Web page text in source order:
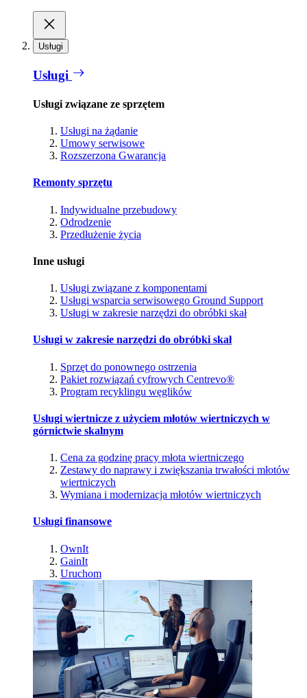
Usługi
Usługi
Usługi związane ze sprzętem
Usługi na żądanie
Umowy serwisowe
Rozszerzona Gwarancja
Remonty sprzętu
Indywidualne przebudowy
Odrodzenie
Przedłużenie życia
Inne usługi
Usługi związane z komponentami
Usługi wsparcia serwisowego Ground Support
Usługi w zakresie narzędzi do obróbki skał
Usługi w zakresie narzędzi do obróbki skał
Sprzęt do ponownego ostrzenia
Pakiet rozwiązań cyfrowych Centrevo®
Program recyklingu węglików
Usługi wiertnicze z użyciem młotów wiertniczych w
górnictwie skalnym
Cena za godzinę pracy młota wiertniczego
Zestawy do naprawy i zwiększania trwałości młotów
wiertniczych
Wymiana i modernizacja młotów wiertniczych
Usługi finansowe
OwnIt
GainIt
Uruchom